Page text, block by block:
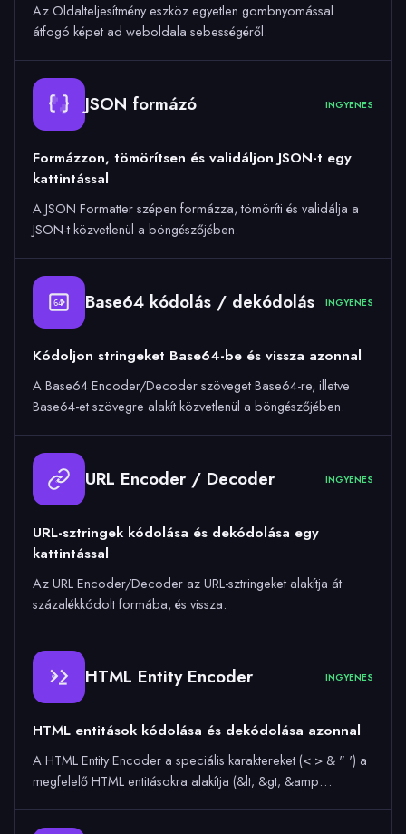
Az Oldalteljesítmény eszköz egyetlen gombnyomással
átfogó képet ad weboldala sebességéről.
JSON formázó INGYENES
Formázzon, tömörítsen és validáljon JSON-t egy
kattintással
A JSON Formatter szépen formázza, tömöríti és validálja a
JSON-t közvetlenül a böngészőjében.
64 Base64 kódolás / dekódolás INGYENES
Kódoljon stringeket Base64-be és vissza azonnal
A Base64 Encoder/Decoder szöveget Base64-re, illetve
Base64-et szövegre alakít közvetlenül a böngészőjében.
URL Encoder / Decoder INGYENES
URL-sztringek kódolása és dekódolása egy
kattintással
Az URL Encoder/Decoder az URL-sztringeket alakítja át
százalékkódolt formába, és vissza.
& HTML Entity Encoder INGYENES
HTML entitások kódolása és dekódolása azonnal
A HTML Entity Encoder a speciális karaktereket (< > & " ') a
megfelelő HTML entitásokra alakítja (&lt; &gt; &amp…